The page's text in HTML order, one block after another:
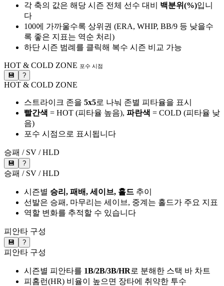
각 축의 값은 해당 시즌 전체 선수 대비 백분위(%)입니
다
100에 가까울수록 상위권 (ERA, WHIP, BB/9 등 낮을수
록 좋은 지표는 역순 처리)
하단 시즌 범례를 클릭해 복수 시즌 비교 가능
HOT & COLD ZONE 포수 시점
💾 ?
HOT & COLD ZONE
스트라이크 존을 5x5로 나눠 존별 피타율을 표시
빨간색 = HOT (피타율 높음), 파란색 = COLD (피타율 낮
음)
포수 시점으로 표시됩니다
승패 / SV / HLD
💾 ?
승패 / SV / HLD
시즌별 승리, 패배, 세이브, 홀드 추이
선발은 승패, 마무리는 세이브, 중계는 홀드가 주요 지표
역할 변화를 추적할 수 있습니다
피안타 구성
💾 ?
피안타 구성
시즌별 피안타를 1B/2B/3B/HR로 분해한 스택 바 차트
피홈런(HR) 비율이 높으면 장타에 취약한 투수